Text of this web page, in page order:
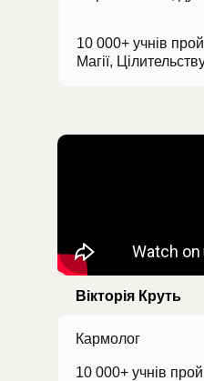
10 000+ учнів
Магії,
Кармолог
Вікторія Круть
10 000+ учнів